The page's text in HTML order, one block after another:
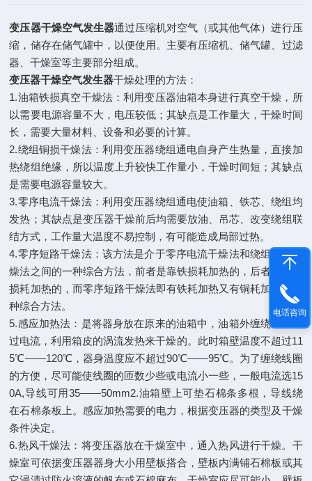
变压器干燥空气发生器通过压缩机对空气（或其他气体）进行压
缩，储存在储气罐中，以便使用。主要有压缩机、储气罐、过滤
器、干燥室等主要部分组成。
变压器干燥空气发生器干燥处理的方法：
1.油箱铁损真空干燥法：利用变压器油箱本身进行真空干燥，所
以需要电源容量不大，电压较低；其缺点是工作量大，干燥时间
长，需要大量材料、设备和必要的计算。
2.绕组铜损干燥法：利用变压器绕组通电自身产生热量，直接加
热绕组绝缘，所以温度上升较快工作量小，干燥时间短；其缺点
是需要电源容量较大。
3.零序电流干燥法：利用变压器绕组通电使油箱、铁芯、绕组均
发热；其缺点是变压器干燥前后均需要放油、吊芯、改变绕组联
结方式，工作量大温度不易控制，有可能造成局部过热。
4.零序短路干燥法：该方法是介于零序电流干燥法和绕组铜损干
燥法之间的一种综合方法，前者是靠铁损耗加热的，后者是靠铜
损耗加热的，而零序短路干燥法即有铁耗加热又有铜耗加热的一
种综合方法。
5.感应加热法：是将器身放在原来的油箱中，油箱外缠绕线圈通
过电流，利用箱皮的涡流发热来干燥的。此时箱壁温度不超过11
5℃——120℃，器身温度应不超过90℃——95℃。为了缠绕线圈
的方便，尽可能使线圈的匝数少些或电流小一些，一般电流选15
0A,导线可用35——50mm2.油箱壁上可垫石棉条多根，导线绕
在石棉条板上。感应加热需要的电力，根据变压器的类型及干燥
条件决定。
6.热风干燥法：将变压器放在干燥室中，通入热风进行干燥。干
燥室可依据变压器器身大小用壁板搭合，壁板内满铺石棉板或其
电话咨询